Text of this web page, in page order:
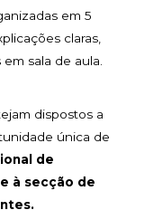
em 5
claras,
sala de aula.
dispostos a
única de
de
à secção de